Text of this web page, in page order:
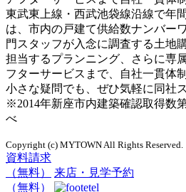
東武東上線・西武池袋線沿線で年
は、市内の戸建て供給数ナンバー
門スタッフが入念に調査する土地
担当するプランニング、さらに専
フターサービスまで、自社一貫体
小さな疑問でも、ぜひ気軽に同社
※2014年新座市内建築確認取得数
べ
Copyright (c) MYTOWN All Rights Reserved.
資料請求
（無料）
来店・見学予約
（無料）